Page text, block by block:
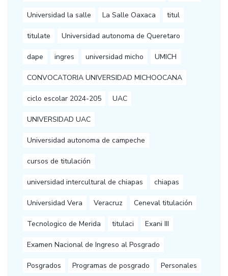
Universidad la salle La Salle Oaxaca titul
titulate Universidad autonoma de Queretaro
dape ingres universidad micho UMICH
CONVOCATORIA UNIVERSIDAD MICHOOCANA
ciclo escolar 2024-205 UAC
UNIVERSIDAD UAC
Universidad autonoma de campeche
cursos de titulación
universidad intercultural de chiapas chiapas
Universidad Vera Veracruz Ceneval titulación
Tecnologico de Merida titulaci Exani III
Examen Nacional de Ingreso al Posgrado
Posgrados Programas de posgrado Personales